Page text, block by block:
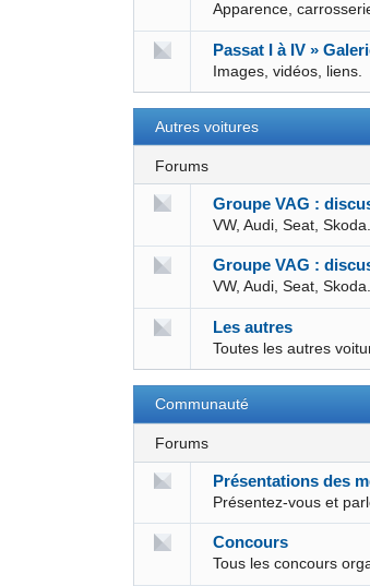
Apparence,
Passat I à IV »
Images, vidéos, liens.
Autres voitures
Forums
Groupe VAG :
VW, Audi, Seat,
Groupe VAG :
VW, Audi, Seat,
Les autres
Toutes les autres
Communauté
Forums
Présentations des
Présentez-vous et
Concours
Tous les concours